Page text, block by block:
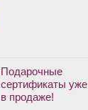
Подарочные
сертификаты уже
в продаже!